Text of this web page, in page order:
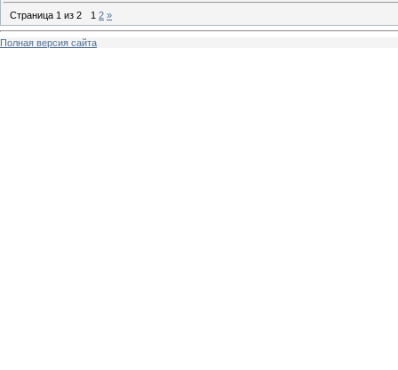
Страница 1 из 2 1 2 »
Полная версия сайта